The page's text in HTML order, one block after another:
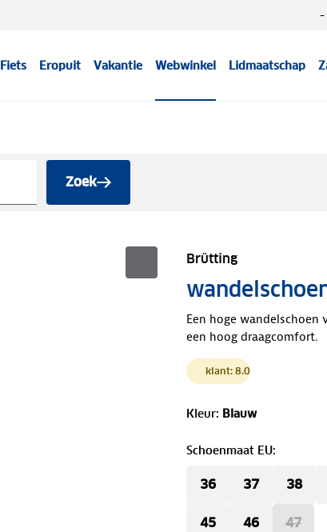
Fiets Eropuit Vakantie Webwinkel Lidmaatschap
-
Zoek
Brütting
Een hoge
een hoog draagcomfort.
klant: 8.0
Kleur: Blauw
Schoenmaat EU:
36 37 38
45 46 47